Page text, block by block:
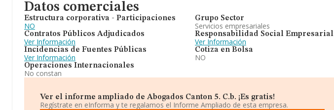
Datos comerciales
Estructura corporativa - Participaciones
NO
Contratos Públicos Adjudicados
Ver Información
Incidencias de Fuentes Públicas
Ver Información
Operaciones Internacionales
No constan
Grupo Sector
Servicios empresariales
Responsabilidad Social Empresarial
Ver Información
Cotiza en Bolsa
NO
Ver el informe ampliado de Abogados Canton 5. C.b. ¡Es gratis!
Regístrate en eInforma y te regalamos el Informe Ampliado de esta empresa.